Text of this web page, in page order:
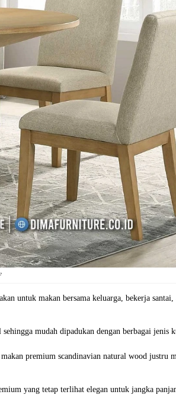
untuk makan bersama keluarga, bekerja santai,
mudah dipadukan dengan berbagai jenis
premium scandinavian natural wood justru
yang tetap terlihat elegan untuk jangka